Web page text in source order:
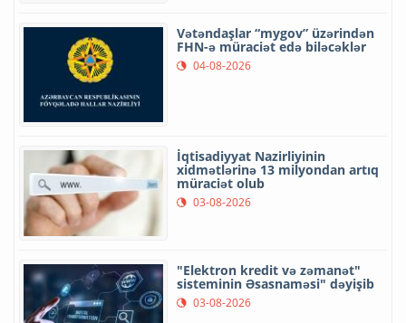
Vətəndaşlar “mygov” üzərindən
FHN-ə müraciət edə biləcəklər
04-08-2026
İqtisadiyyat Nazirliyinin
xidmətlərinə 13 milyondan artıq
müraciət olub
03-08-2026
"Elektron kredit və zəmanət"
sisteminin Əsasnaməsi" dəyişib
03-08-2026